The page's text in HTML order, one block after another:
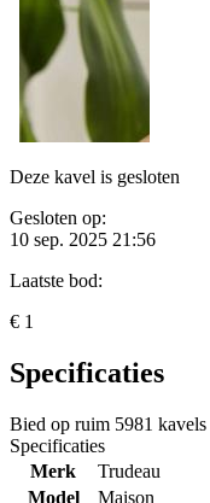
Deze kavel is gesloten
Gesloten op:
10 sep. 2025 21:56
Laatste bod:
€ 1
Specificaties
Bied op ruim 5981 kavels
Specificaties
Merk
Trudeau
Model
Maison